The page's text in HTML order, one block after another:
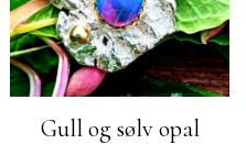
Gull og sølv opal